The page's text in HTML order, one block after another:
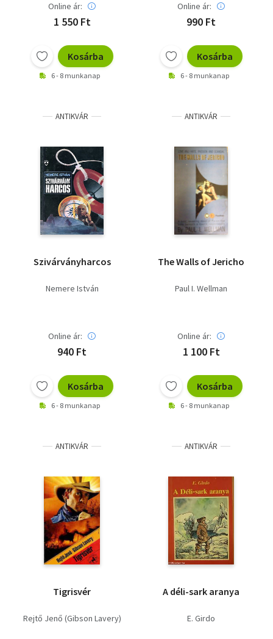
Online ár:
1 550 Ft
Kosárba
6 - 8 munkanap
Online ár:
990 Ft
Kosárba
6 - 8 munkanap
ANTIKVÁR
Szivárványharcos
Nemere István
Online ár:
940 Ft
Kosárba
6 - 8 munkanap
ANTIKVÁR
The Walls of Jericho
Paul I. Wellman
Online ár:
1 100 Ft
Kosárba
6 - 8 munkanap
ANTIKVÁR
Tigrisvér
Rejtő Jenő (Gibson Lavery)
ANTIKVÁR
A déli-sark aranya
E. Girdo